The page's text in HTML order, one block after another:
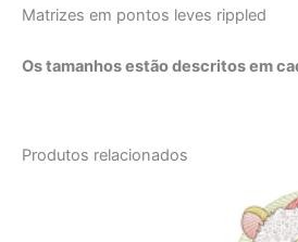
Matrizes em pontos leves rippled
Os tamanhos estão descritos em
Produtos relacionados